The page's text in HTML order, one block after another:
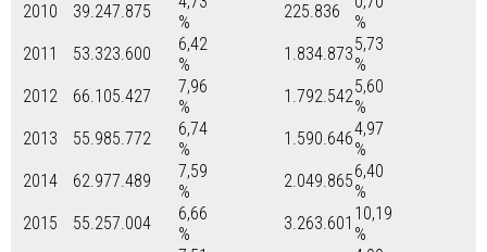
2010
39.247.875
%
225.836
%
2011
53.323.600
6,42
%
1.834.8735,73
%
2012
66.105.427
7,96
%
1.792.5425,60
%
2013
55.985.772
6,74
%
1.590.6464,97
%
2014
62.977.489
7,59
%
2.049.8656,40
%
2015
55.257.004
6,66
%
3.263.601 10,19
%